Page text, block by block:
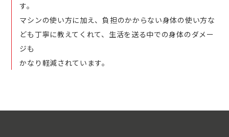
す。
マシンの使い方に加え、負担のかからない身体の使い方な
ども丁寧に教えてくれて、生活を送る中での身体のダメー
ジも
かなり軽減されています。